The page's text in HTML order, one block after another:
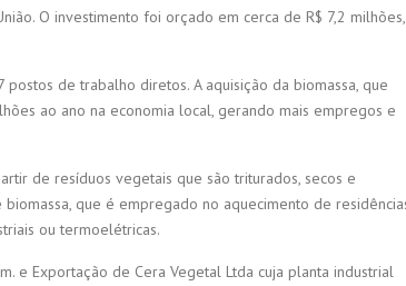
O investimento foi orçado em cerca de R$ 7,2 milhões,
de trabalho diretos. A aquisição da biomassa, que
ao ano na economia local, gerando mais empregos e
de resíduos vegetais que são triturados, secos e
que é empregado no aquecimento de
ou termoelétricas.
e Exportação de Cera Vegetal Ltda cuja planta industrial